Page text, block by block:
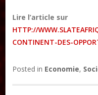
Lire l’article sur
HTTP://
CONTINENT-DES-
Posted in Economie,